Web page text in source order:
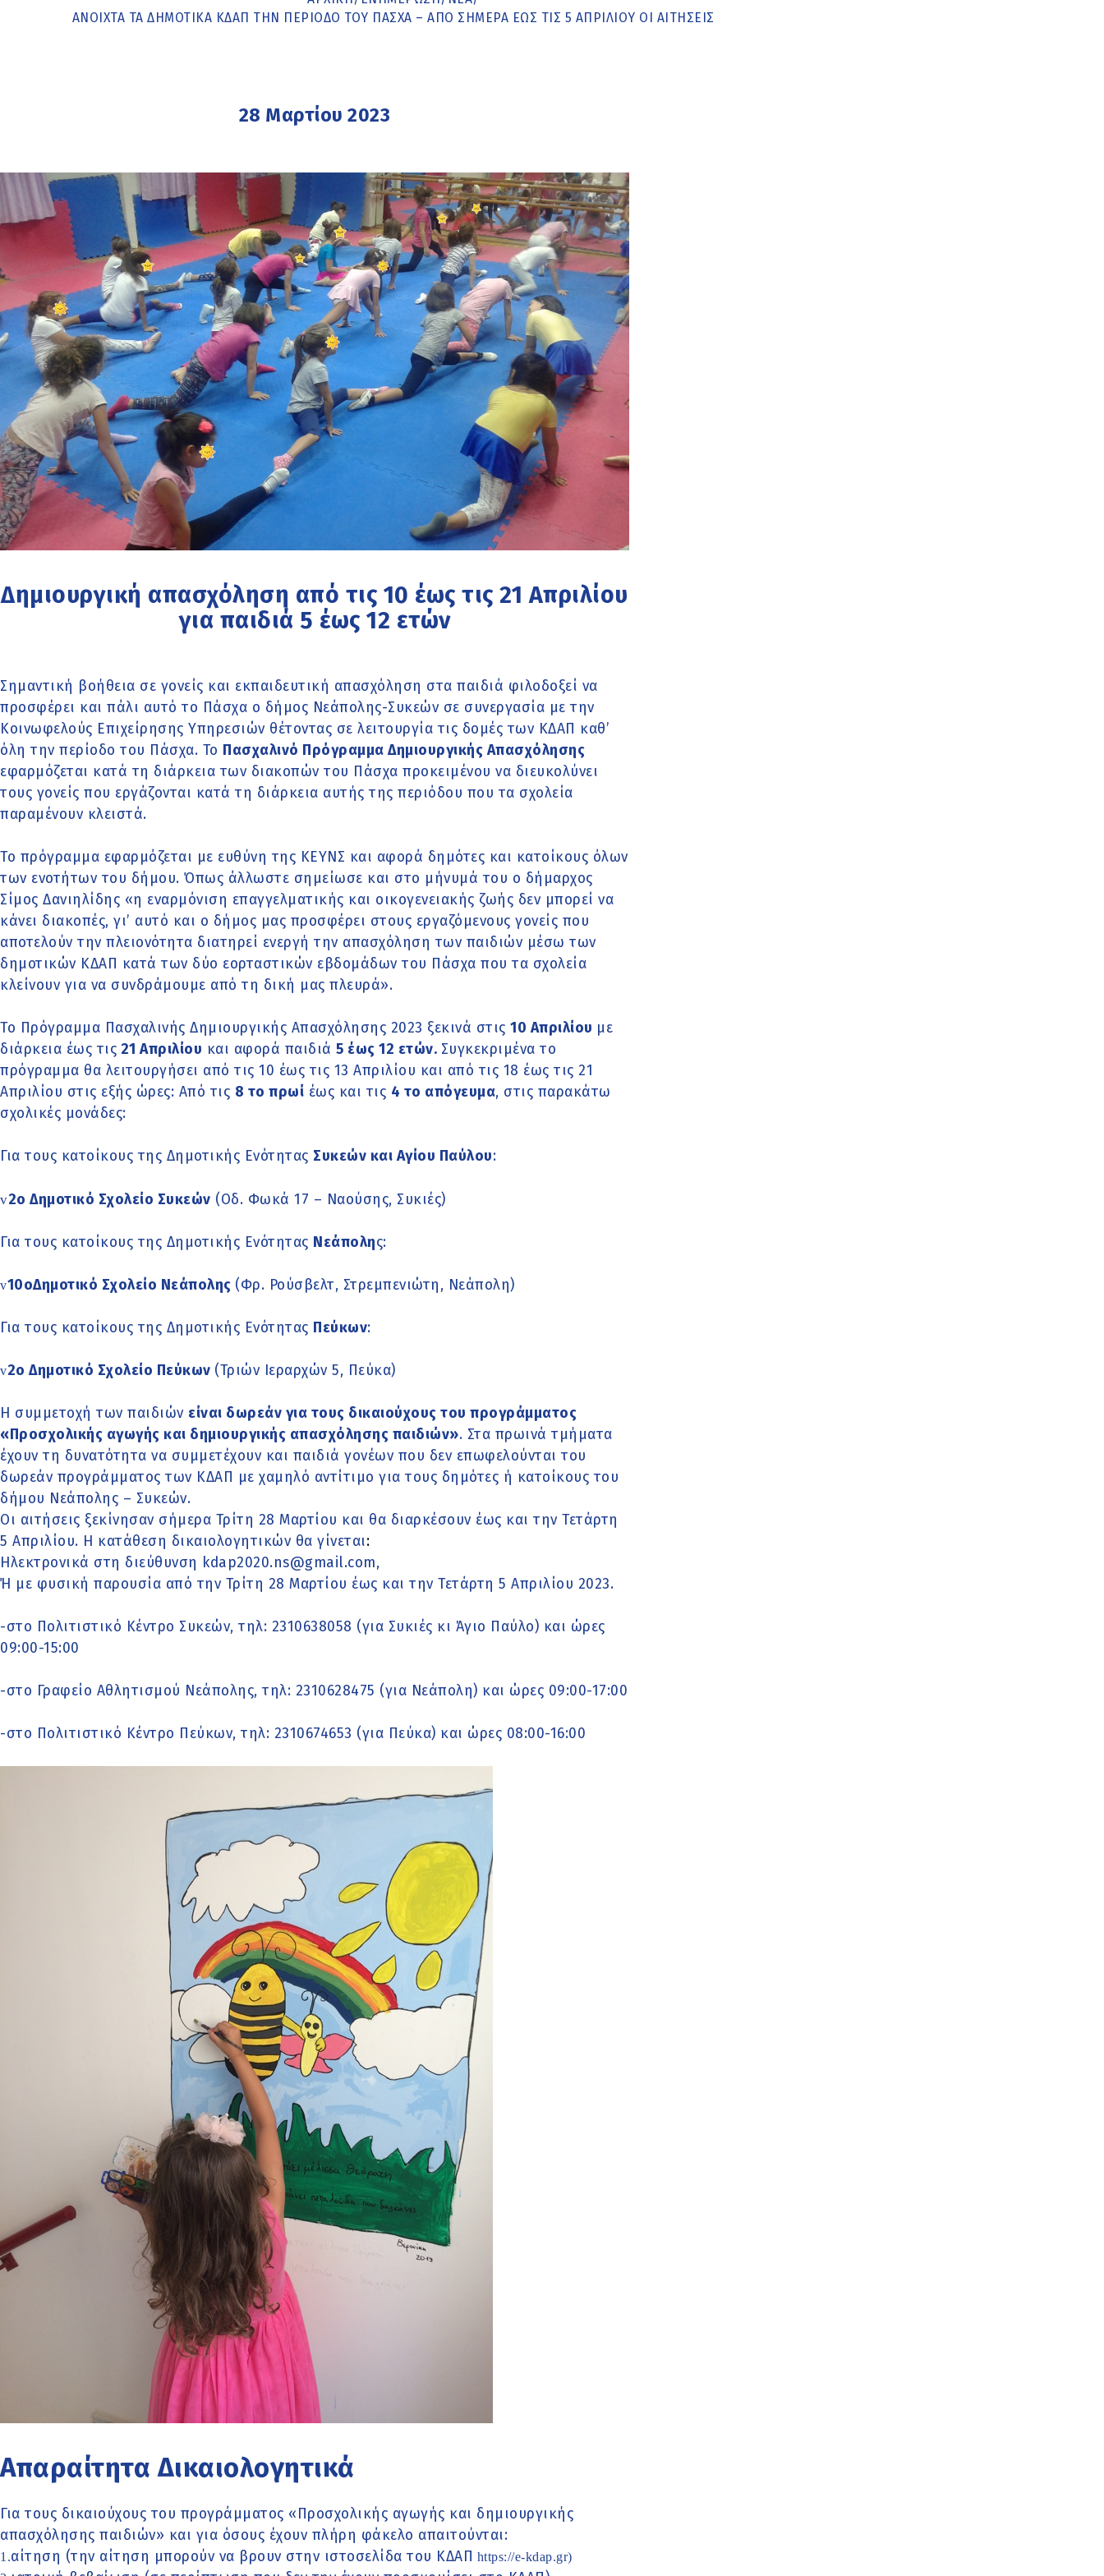
ΑΝΟΙΧΤΆ ΤΑ ΔΗΜΟΤΙΚΆ ΚΔΑΠ ΤΗΝ ΠΕΡΊΟΔΟ ΤΟΥ ΠΆΣΧΑ – ΑΠΌ ΣΉΜΕΡΑ ΈΩΣ ΤΙΣ 5 ΑΠΡΙΛΊΟΥ ΟΙ ΑΙΤΉΣΕΙΣ
28 Μαρτίου 2023
Δημιουργική απασχόληση από τις 10 έως τις 21 Απριλίου
για παιδιά 5 έως 12 ετών
Σημαντική βοήθεια σε γονείς και εκπαιδευτική απασχόληση στα παιδιά φιλοδοξεί να
προσφέρει και πάλι αυτό το Πάσχα ο δήμος Νεάπολης-Συκεών σε συνεργασία με την
Κοινωφελούς Επιχείρησης Υπηρεσιών θέτοντας σε λειτουργία τις δομές των ΚΔΑΠ καθ’
όλη την περίοδο του Πάσχα. Το Πασχαλινό Πρόγραμμα Δημιουργικής Απασχόλησης
εφαρμόζεται κατά τη διάρκεια των διακοπών του Πάσχα προκειμένου να διευκολύνει
τους γονείς που εργάζονται κατά τη διάρκεια αυτής της περιόδου που τα σχολεία
παραμένουν κλειστά.
Το πρόγραμμα εφαρμόζεται με ευθύνη της ΚΕΥΝΣ και αφορά δημότες και κατοίκους όλων
των ενοτήτων του δήμου. Όπως άλλωστε σημείωσε και στο μήνυμά του ο δήμαρχος
Σίμος Δανιηλίδης «η εναρμόνιση επαγγελματικής και οικογενειακής ζωής δεν μπορεί να
κάνει διακοπές, γι’ αυτό και ο δήμος μας προσφέρει στους εργαζόμενους γονείς που
αποτελούν την πλειονότητα διατηρεί ενεργή την απασχόληση των παιδιών μέσω των
δημοτικών ΚΔΑΠ κατά των δύο εορταστικών εβδομάδων του Πάσχα που τα σχολεία
κλείνουν για να συνδράμουμε από τη δική μας πλευρά».
Το Πρόγραμμα Πασχαλινής Δημιουργικής Απασχόλησης 2023 ξεκινά στις 10 Απριλίου με
διάρκεια έως τις 21 Απριλίου και αφορά παιδιά 5 έως 12 ετών. Συγκεκριμένα το
πρόγραμμα θα λειτουργήσει από τις 10 έως τις 13 Απριλίου και από τις 18 έως τις 21
Απριλίου στις εξής ώρες: Από τις 8 το πρωί έως και τις 4 το απόγευμα, στις παρακάτω
σχολικές μονάδες:
Για τους κατοίκους της Δημοτικής Ενότητας Συκεών και Αγίου Παύλου:
v2ο Δημοτικό Σχολείο Συκεών (Οδ. Φωκά 17 – Ναούσης, Συκιές)
Για τους κατοίκους της Δημοτικής Ενότητας Νεάπολης:
v10οΔημοτικό Σχολείο Νεάπολης (Φρ. Ρούσβελτ, Στρεμπενιώτη, Νεάπολη)
Για τους κατοίκους της Δημοτικής Ενότητας Πεύκων:
v2ο Δημοτικό Σχολείο Πεύκων (Τριών Ιεραρχών 5, Πεύκα)
Η συμμετοχή των παιδιών είναι δωρεάν για τους δικαιούχους του προγράμματος
«Προσχολικής αγωγής και δημιουργικής απασχόλησης παιδιών». Στα πρωινά τμήματα
έχουν τη δυνατότητα να συμμετέχουν και παιδιά γονέων που δεν επωφελούνται του
δωρεάν προγράμματος των ΚΔΑΠ με χαμηλό αντίτιμο για τους δημότες ή κατοίκους του
δήμου Νεάπολης – Συκεών.
Οι αιτήσεις ξεκίνησαν σήμερα Τρίτη 28 Μαρτίου και θα διαρκέσουν έως και την Τετάρτη
5 Απριλίου. Η κατάθεση δικαιολογητικών θα γίνεται:
Ηλεκτρονικά στη διεύθυνση kdap2020.ns@gmail.com,
Ή με φυσική παρουσία από την Τρίτη 28 Μαρτίου έως και την Τετάρτη 5 Απριλίου 2023.
-στο Πολιτιστικό Κέντρο Συκεών, τηλ: 2310638058 (για Συκιές κι Άγιο Παύλο) και ώρες
09:00-15:00
-στο Γραφείο Αθλητισμού Νεάπολης, τηλ: 2310628475 (για Νεάπολη) και ώρες 09:00-17:00
-στο Πολιτιστικό Κέντρο Πεύκων, τηλ: 2310674653 (για Πεύκα) και ώρες 08:00-16:00
Απαραίτητα Δικαιολογητικά
Για τους δικαιούχους του προγράμματος «Προσχολικής αγωγής και δημιουργικής
απασχόλησης παιδιών» και για όσους έχουν πλήρη φάκελο απαιτούνται:
1.αίτηση (την αίτηση μπορούν να βρουν στην ιστοσελίδα του ΚΔΑΠ https://e-kdap.gr)